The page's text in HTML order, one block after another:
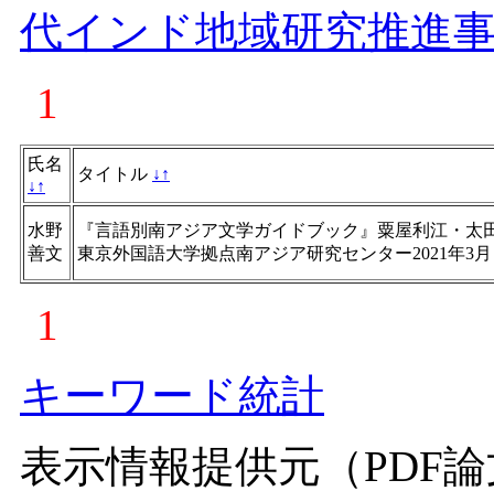
代インド地域研究推進
1
氏名
↓ ↑
タイトル ↓ ↑
水野
善文
『言語別南アジア文学ガイドブック』粟屋利江・太
東京外国語大学拠点南アジア研究センター2021年3月
1
キーワード統計
表示情報提供元（PDF